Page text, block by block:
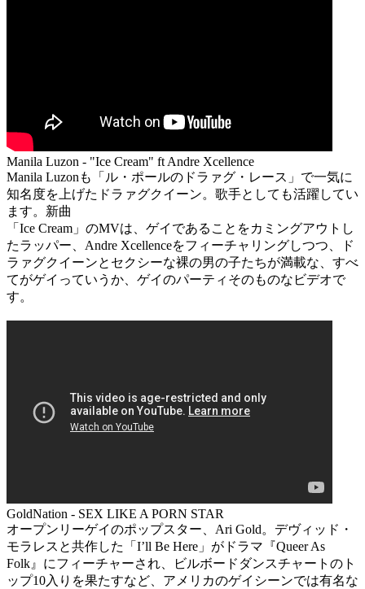
Manila Luzon - "Ice Cream" ft Andre Xcellence
Manila Luzonも「ル・ポールのドラァグ・レース」で一気に
知名度を上げたドラァグクイーン。歌手としても活躍してい
ます。新曲
「Ice Cream」のMVは、ゲイであることをカミングアウトし
たラッパー、Andre Xcellenceをフィーチャリングしつつ、ド
ラァグクイーンとセクシーな裸の男の子たちが満載な、すべ
てがゲイっていうか、ゲイのパーティそのものなビデオで
す。
GoldNation - SEX LIKE A PORN STAR
オープンリーゲイのポップスター、Ari Gold。デヴィッド・
モラレスと共作した「I’ll Be Here」がドラマ『Queer As
Folk』にフィーチャーされ、ビルボードダンスチャートのト
ップ10入りを果たすなど、アメリカのゲイシーンでは有名な